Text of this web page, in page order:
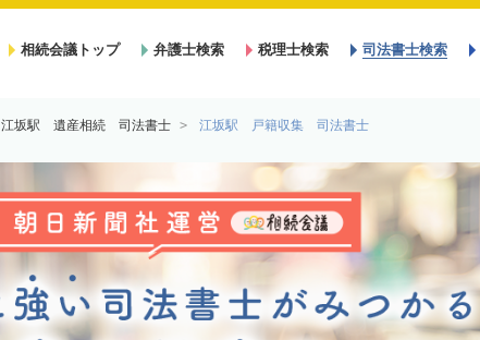
相続会議トップ 弁護士検索 税理士検索 司法書士検索
江坂駅 遺産相続 司法書士 江坂駅 戸籍収集 司法書士